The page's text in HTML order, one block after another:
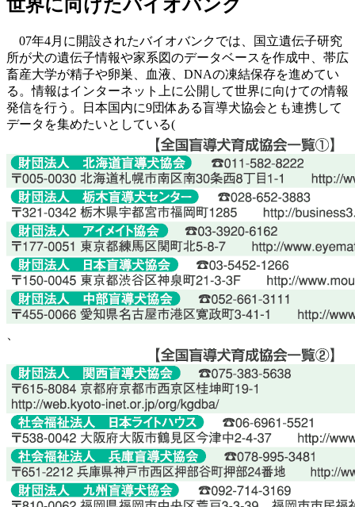
世界に向けたバイオバンク
07年4月に開設されたバイオバンクでは、国立遺伝子研究
所が犬の遺伝子情報や家系図のデータベースを作成中、帯広
畜産大学が精子や卵巣、血液、DNAの凍結保存を進めてい
る。情報はインターネット上に公開して世界に向けての情報
発信を行う。日本国内に9団体ある盲導犬協会とも連携して
データを集めたいとしている(